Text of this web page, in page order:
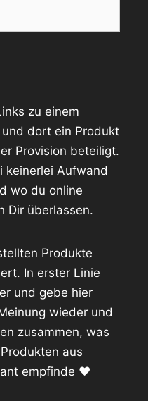
zu einem
dort ein Produkt
Provision beteiligt.
keinerlei Aufwand
wo du online
Dir überlassen.
Produkte
In erster Linie
und gebe hier
wieder und
zusammen, was
aus
empfinde ♥️